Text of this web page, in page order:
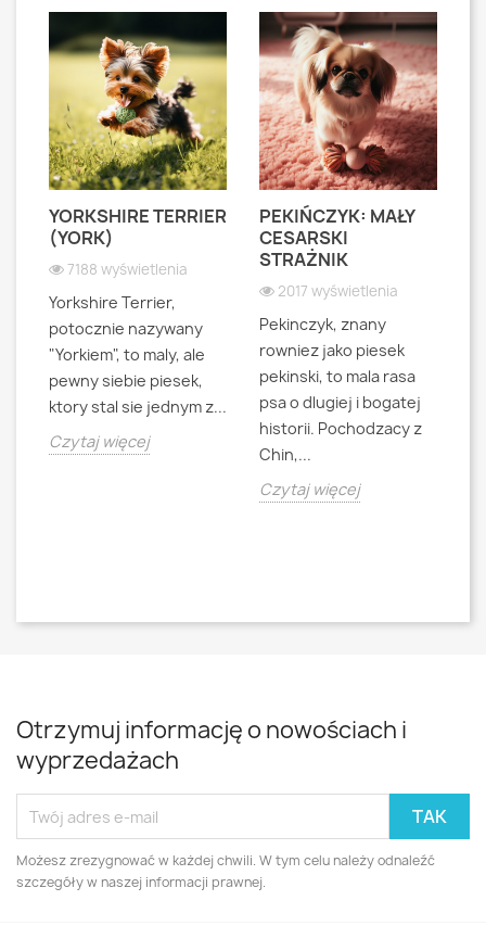
YORKSHIRE TERRIER
(YORK)
7188 wyświetlenia
Yorkshire Terrier,
potocznie nazywany
"Yorkiem", to maly, ale
pewny siebie piesek,
ktory stal sie jednym z...
Czytaj więcej
PEKIŃCZYK: MAŁY
CESARSKI
STRAŻNIK
2017 wyświetlenia
Pekinczyk, znany
rowniez jako piesek
pekinski, to mala rasa
psa o dlugiej i bogatej
historii. Pochodzacy z
Chin,...
Czytaj więcej
Otrzymuj informację o nowościach i
wyprzedażach
Możesz zrezygnować w każdej chwili. W tym celu należy odnaleźć
szczegóły w naszej informacji prawnej.